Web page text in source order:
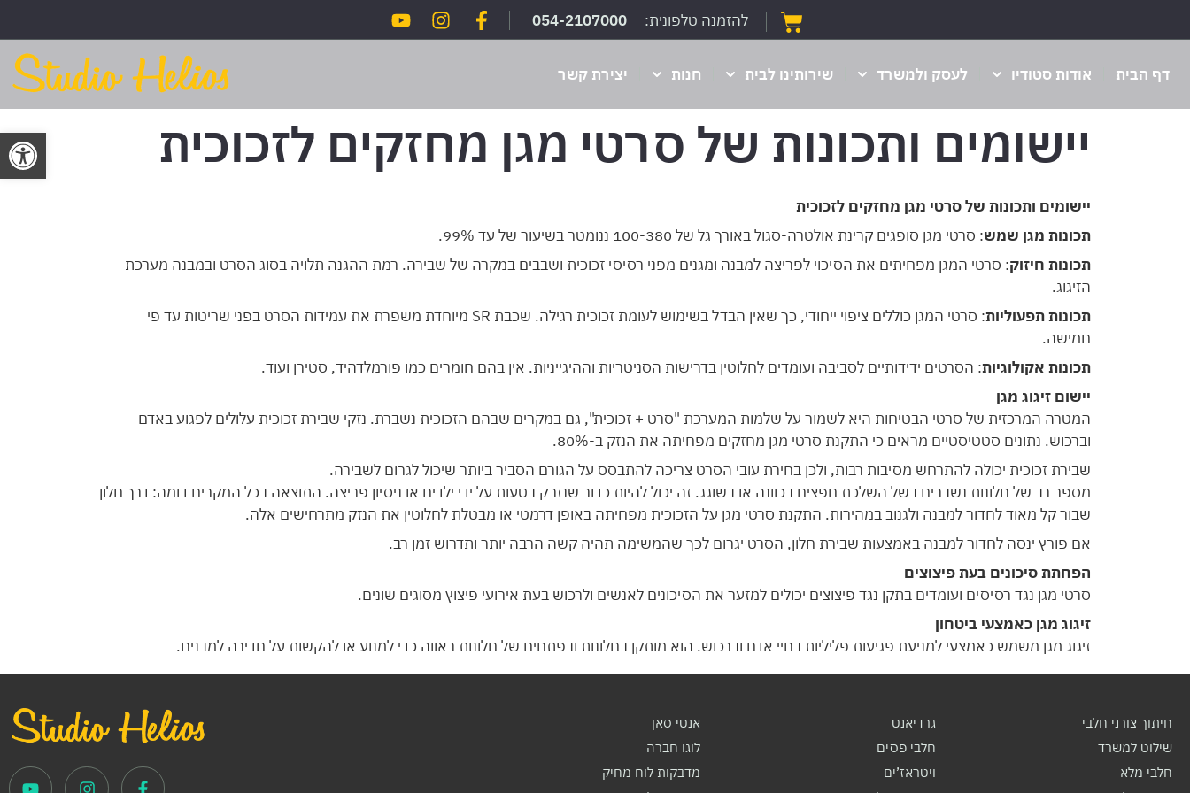
פתח
להזמנה טלפונית: 054-2107000
דף הבית אודות סטודיו לעסק ולמשרד שירותינו לבית חנות יצירת קשר
יישומים ותכונות של סרטי מגן מחזקים לזכוכית
יישומים ותכונות של סרטי מגן מחזקים לזכוכית
תכונות מגן שמש: סרטי מגן סופגים קרינת אולטרה-סגול באורך גל של 100-380 ננומטר בשיעור של עד 99%.
תכונות חיזוק: סרטי המגן מפחיתים את הסיכוי לפריצה למבנה ומגנים מפני רסיסי זכוכית ושבבים במקרה של שבירה. רמת ההגנה תלויה בסוג הסרט ובמבנה מערכת
הזיגוג.
תכונות תפעוליות
: סרטי המגן כוללים ציפוי ייחודי, כך שאין הבדל בשימוש לעומת זכוכית רגילה. שכבת SR מיוחדת משפרת את עמידות הסרט בפני שריטות עד פי
חמישה.
תכונות אקולוגיות: הסרטים ידידותיים לסביבה ועומדים לחלוטין בדרישות הסניטריות וההיגייניות. אין בהם חומרים כמו פורמלדהיד, סטירן ועוד.
יישום זיגוג מגן
המטרה המרכזית של סרטי הבטיחות היא לשמור על שלמות המערכת "סרט + זכוכית", גם במקרים שבהם הזכוכית נשברת. נזקי שבירת זכוכית עלולים לפגוע באדם
וברכוש. נתונים סטטיסטיים מראים כי התקנת סרטי מגן מחזקים מפחיתה את הנזק ב-80%.
שבירת זכוכית יכולה להתרחש מסיבות רבות, ולכן בחירת עובי הסרט צריכה להתבסס על הגורם הסביר ביותר שיכול לגרום לשבירה.
מספר רב של חלונות נשברים בשל השלכת חפצים בכוונה או בשוגג. זה יכול להיות כדור שנזרק בטעות על ידי ילדים או ניסיון פריצה. התוצאה בכל המקרים דומה: דרך חלון
שבור קל מאוד לחדור למבנה ולגנוב במהירות. התקנת סרטי מגן על הזכוכית מפחיתה באופן דרמטי או מבטלת לחלוטין את הנזק מתרחישים אלה.
אם פורץ ינסה לחדור למבנה באמצעות שבירת חלון, הסרט יגרום לכך שהמשימה תהיה קשה הרבה יותר ותדרוש זמן רב.
הפחתת סיכונים בעת פיצוצים
סרטי מגן נגד רסיסים ועומדים בתקן נגד פיצוצים יכולים למזער את הסיכונים לאנשים ולרכוש בעת אירועי פיצוץ מסוגים שונים.
זיגוג מגן כאמצעי ביטחון
זיגוג מגן משמש כאמצעי למניעת פגיעות פליליות בחיי אדם וברכוש. הוא מותקן בחלונות ובפתחים של חלונות ראווה כדי למנוע או להקשות על חדירה למבנים.
חיתוך צורני חלבי
שילוט למשרד
חלבי מלא
גרדיאנט
חלבי פסים
ויטראז’ים
אנטי סאן
לֹוגו חברה
מדבקות לוח מחיק